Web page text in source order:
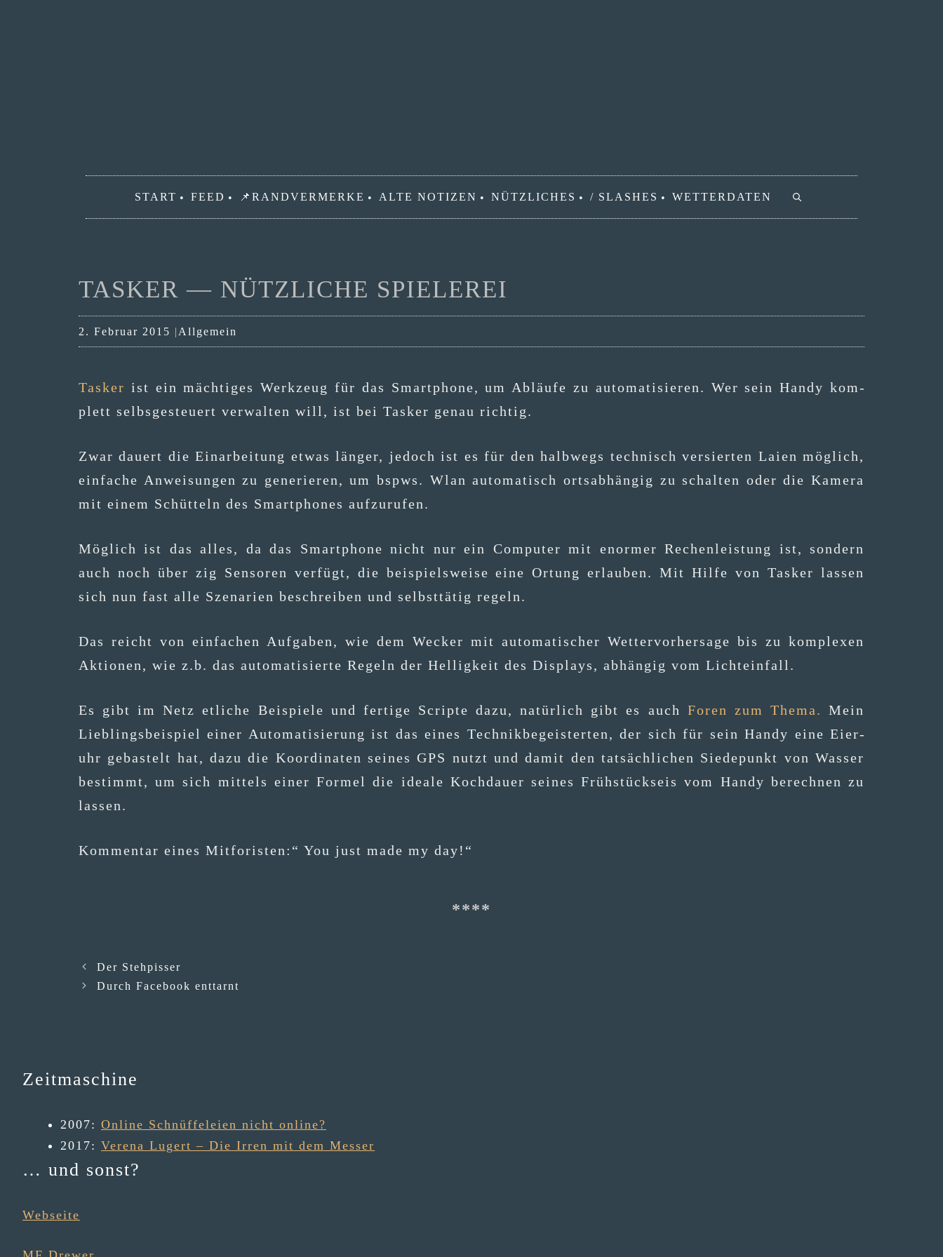
START FEED 📌RANDVERMERKE ALTE NOTIZEN NÜTZLICHES / SLASHES WETTERDATEN
TASKER — NÜTZLICHE SPIELEREI
2. Februar 2015 Kategorien
Allgemein
Tas­ker ist ein mäch­ti­ges Werk­zeug für das Smart­phone, um Abläu­fe zu auto­ma­ti­sie­ren. Wer sein Han­dy kom­
plett selbs­ge­steu­ert ver­wal­ten will, ist bei Tas­ker genau richtig.
Zwar dau­ert die Ein­ar­bei­tung etwas län­ger, jedoch ist es für den halb­wegs tech­nisch ver­sier­ten Lai­en mög­lich,
ein­fa­che Anwei­sun­gen zu gene­rie­ren, um bspws. Wlan auto­ma­tisch orts­ab­hän­gig zu schal­ten oder die Kame­ra
mit einem Schüt­teln des Smart­phones aufzurufen.
Mög­lich ist das alles, da das Smart­phone nicht nur ein Com­pu­ter mit enor­mer Rechen­leis­tung ist, son­dern
auch noch über zig Sen­so­ren ver­fügt, die bei­spiels­wei­se eine Ortung erlau­ben. Mit Hil­fe von Tas­ker las­sen
sich nun fast alle Sze­na­ri­en beschrei­ben und selbst­tä­tig regeln.
Das reicht von ein­fa­chen Auf­ga­ben, wie dem Wecker mit auto­ma­ti­scher Wet­ter­vor­her­sa­ge bis zu kom­ple­xen
Aktio­nen, wie z.b. das auto­ma­ti­sier­te Regeln der Hel­lig­keit des Dis­plays, abhän­gig vom Lichteinfall.
Es gibt im Netz etli­che Bei­spie­le und fer­ti­ge Scrip­te dazu, natür­lich gibt es auch Foren zum The­ma. Mein
Lieb­lings­bei­spiel einer Auto­ma­ti­sie­rung ist das eines Tech­nik­be­geis­ter­ten, der sich für sein Han­dy eine Eier­
uhr gebas­telt hat, dazu die Koor­di­na­ten sei­nes GPS nutzt und damit den tat­säch­li­chen Sie­de­punkt von Was­ser
bestimmt, um sich mit­tels einer For­mel die idea­le Koch­dau­er sei­nes Früh­stücks­eis vom Han­dy berech­nen zu
lassen.
Kom­men­tar eines Mit­fo­ris­ten:“ You just made my day!“
Der Stehpisser
Durch Facebook enttarnt
Zeitmaschine
2007: Online Schnüffeleien nicht online?
2017: Verena Lugert – Die Irren mit dem Messer
… und sonst?
Webseite